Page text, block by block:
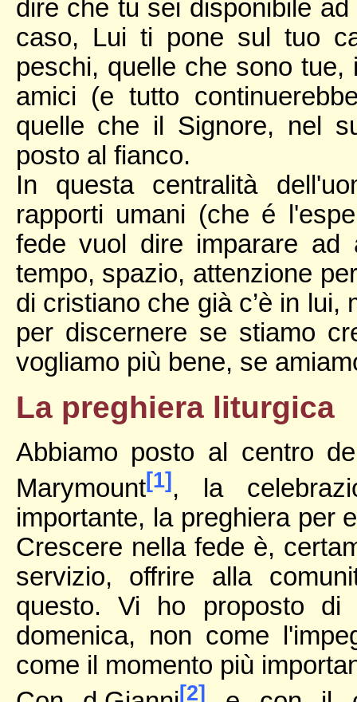
dire che tu sei disponibile
caso, Lui ti pone sul tuo
peschi, quelle che sono
amici (e tutto
quelle che il Signore, nel
posto al fianco.
In questa centralità
rapporti umani (che é
fede vuol dire imparare
tempo, spazio, attenzione
di cristiano che già c’è in lui,
per discernere se stiamo
vogliamo più bene, se
La preghiera liturgica
Abbiamo posto al centro
Marymount[1], la
importante, la preghiera per
Crescere nella fede è,
servizio, offrire alla
questo. Vi ho proposto di
domenica, non come
come il momento più
[2]